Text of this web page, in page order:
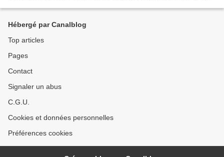
Hébergé par Canalblog
Top articles
Pages
Contact
Signaler un abus
C.G.U.
Cookies et données personnelles
Préférences cookies